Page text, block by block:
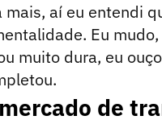
aí eu entendi
Eu
muito dura, eu
de